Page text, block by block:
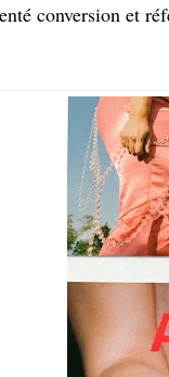
conversion et